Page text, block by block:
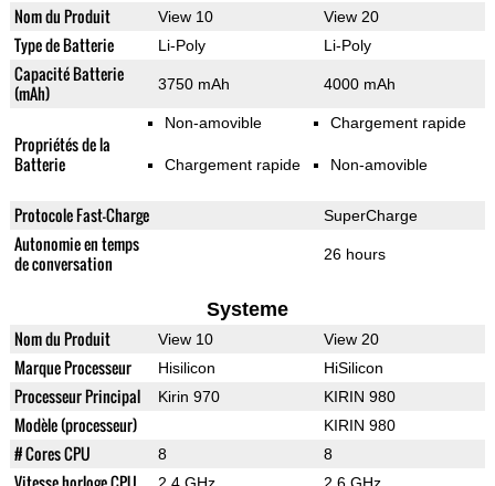
Nom du Produit View 10 View 20
Type de Batterie Li-Poly Li-Poly
Capacité Batterie
(mAh)
3750 mAh 4000 mAh
Propriétés de la
Batterie
Non-amovible
Chargement rapide
Chargement rapide
Non-amovible
Protocole Fast-Charge SuperCharge
Autonomie en temps
de conversation
26 hours
Systeme
Nom du Produit View 10 View 20
Marque Processeur Hisilicon HiSilicon
Processeur Principal Kirin 970 KIRIN 980
Modèle (processeur) KIRIN 980
# Cores CPU 8 8